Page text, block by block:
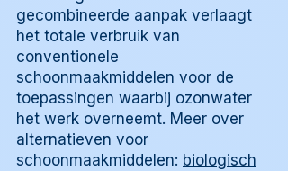
gecombineerde aanpak verlaagt
het totale verbruik van
conventionele
schoonmaakmiddelen voor de
toepassingen waarbij ozonwater
het werk overneemt. Meer over
alternatieven voor
schoonmaakmiddelen: biologisch